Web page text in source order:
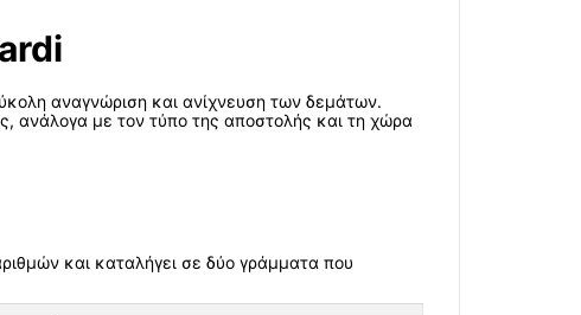
αναγνώριση και ανίχνευση των δεμάτων.
ανάλογα με τον τύπο της αποστολής και τη χώρα
και καταλήγει σε δύο γράμματα που